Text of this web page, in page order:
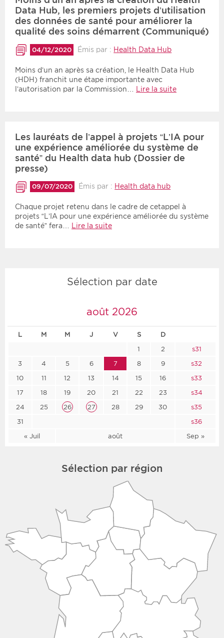
Data Hub, les premiers projets d’utilisation
des données de santé pour améliorer la
qualité des soins démarrent (Communiqué)
04/12/2020 Émis par : Health Data Hub
Moins d’un an après sa création, le Health Data Hub
(HDH) franchit une étape importante avec
l’autorisation par la Commission… Lire la suite
Les lauréats de l’appel à projets “L’IA pour
une expérience améliorée du système de
santé” du Health data hub (Dossier de
presse)
09/07/2020 Émis par : Health data hub
Chaque projet retenu dans le cadre de cetappel à
projets “L’IA pour une expérience améliorée du système
de santé” fera…
Lire la suite
Sélection par date
août 2026
L M M J V S D
« Juil août Sep »
1 2
s31
3
4 5 6 7 8 9
s32
10
11 12 13 14 15 16
s33
17
18 19 20 21 22 23
s34
24
25 26 27 28 29 30
s35
31
s36
Sélection par région